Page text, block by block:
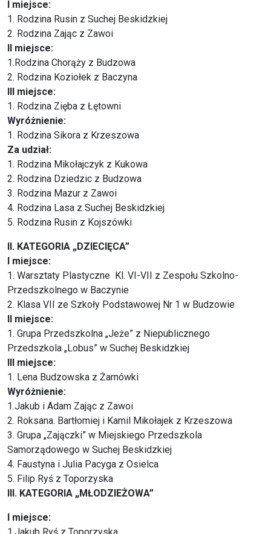
I miejsce:
1. Rodzina Rusin z Suchej Beskidzkiej
2. Rodzina Zając z Zawoi
II miejsce:
1.Rodzina Chorąży z Budzowa
2. Rodzina Koziołek z Baczyna
III miejsce:
1. Rodzina Zięba z Łętowni
Wyróżnienie:
1. Rodzina Sikora z Krzeszowa
Za udział:
1. Rodzina Mikołajczyk z Kukowa
2. Rodzina Dziedzic z Budzowa
3. Rodzina Mazur z Zawoi
4. Rodzina Lasa z Suchej Beskidzkiej
5. Rodzina Rusin z Kojszówki
II. KATEGORIA „DZIECIĘCA”
I miejsce:
1. Warsztaty Plastyczne Kl. VI-VII z Zespołu Szkolno-
Przedszkolnego w Baczynie
2. Klasa VII ze Szkoły Podstawowej Nr 1 w Budzowie
II miejsce:
1. Grupa Przedszkolna „Jeże” z Niepublicznego
Przedszkola „Lobus” w Suchej Beskidzkiej
III miejsce:
1. Lena Budzowska z Żarnówki
Wyróżnienie:
1.Jakub i Adam Zając z Zawoi
2. Roksana. Bartłomiej i Kamil Mikołajek z Krzeszowa
3. Grupa „Zajączki” w Miejskiego Przedszkola
Samorządowego w Suchej Beskidzkiej
4. Faustyna i Julia Pacyga z Osielca
5. Filip Ryś z Toporzyska
III. KATEGORIA „MŁODZIEŻOWA”
I miejsce: